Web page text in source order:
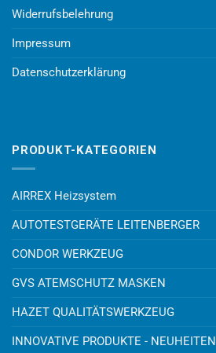
Widerrufsbelehrung
Impressum
Datenschutzerklärung
PRODUKT-KATEGORIEN
AIRREX Heizsystem
AUTOTESTGERÄTE LEITENBERGER
CONDOR WERKZEUG
GVS ATEMSCHUTZ MASKEN
HAZET QUALITÄTSWERKZEUG
INNOVATIVE PRODUKTE - NEUHEITEN